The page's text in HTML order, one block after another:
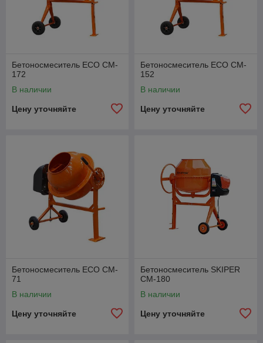
Бетоносмеситель ECO CM-
172
В наличии
Цену уточняйте
Бетоносмеситель ECO CM-
152
В наличии
Цену уточняйте
Бетоносмеситель ECO CM-
71
В наличии
Цену уточняйте
Бетоносмеситель SKIPER
СМ-180
В наличии
Цену уточняйте